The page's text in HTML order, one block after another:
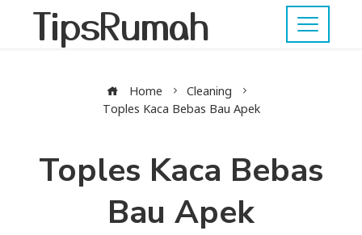
TipsRumah
Home
Cleaning
Toples Kaca Bebas Bau Apek
Toples Kaca Bebas
Bau Apek